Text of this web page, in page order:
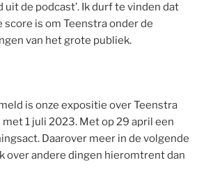
de podcast’. Ik durf te vinden dat
score is om Teenstra onder de
van het grote publiek.
is onze expositie over Teenstra
1 juli 2023. Met op 29 april een
Daarover meer in de volgende
over andere dingen hieromtrent dan